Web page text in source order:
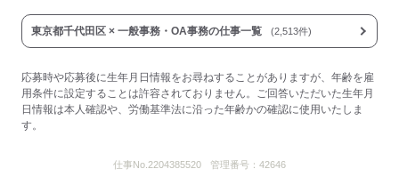
東京都千代田区 × 一般事務・OA事務の仕事一覧 (2,513件)
応募時や応募後に生年月日情報をお尋ねすることがありますが、年齢を雇
用条件に設定することは許容されておりません。ご回答いただいた生年月
日情報は本人確認や、労働基準法に沿った年齢かの確認に使用いたしま
す。
仕事No. 2204385520 管理番号： 42646